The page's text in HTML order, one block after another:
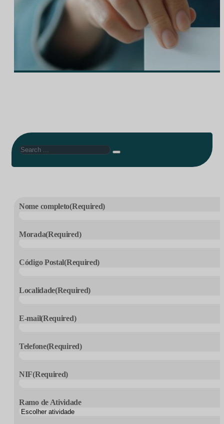
Search
Nome completo(Required)
Morada(Required)
Código Postal(Required)
Localidade(Required)
E-mail(Required)
Telefone(Required)
NIF(Required)
Ramo de Atividade